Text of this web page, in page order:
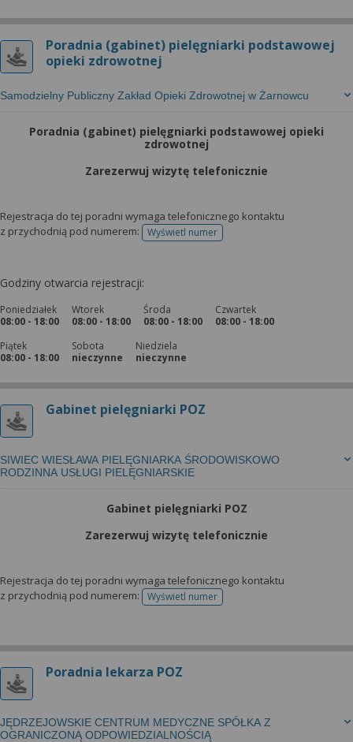
Poradnia (gabinet) pielęgniarki podstawowej
opieki zdrowotnej
Samodzielny Publiczny Zakład Opieki Zdrowotnej w Żarnowcu
Poradnia (gabinet) pielęgniarki podstawowej opieki
zdrowotnej
Zarezerwuj wizytę telefonicznie
Rejestracja do tej poradni wymaga telefonicznego kontaktu
z przychodnią pod numerem:
Wyświetl numertelefonu do rejestracji
Godziny otwarcia rejestracji:
Poniedziałek
08:00 - 18:00
Wtorek
08:00 - 18:00
Środa
08:00 - 18:00
Czwartek
08:00 - 18:00
Piątek
08:00 - 18:00
Sobota
nieczynne
Niedziela
nieczynne
Gabinet pielęgniarki POZ
SIWIEC WIESŁAWA PIELĘGNIARKA ŚRODOWISKOWO
RODZINNA USŁUGI PIELĘGNIARSKIE
Gabinet pielęgniarki POZ
Zarezerwuj wizytę telefonicznie
Rejestracja do tej poradni wymaga telefonicznego kontaktu
z przychodnią pod numerem:
Wyświetl numertelefonu do rejestracji
Poradnia lekarza POZ
JĘDRZEJOWSKIE CENTRUM MEDYCZNE SPÓŁKA Z
OGRANICZONĄ ODPOWIEDZIALNOŚCIĄ